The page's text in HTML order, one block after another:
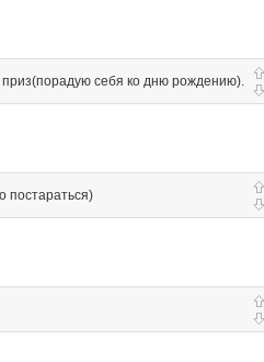
себя ко дню рождению).
постараться)